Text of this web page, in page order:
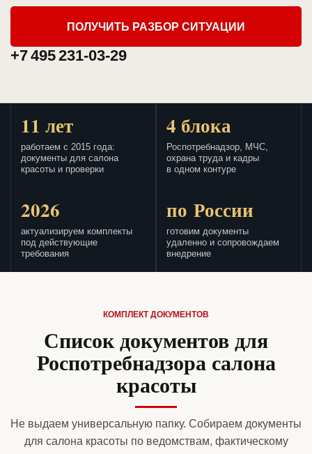
ПОЛУЧИТЬ РАЗБОР СИТУАЦИИ
+7 495 231-03-29
11 лет
работаем с 2015 года:
документы для салона
красоты и проверки
4 блока
Роспотребнадзор, МЧС,
охрана труда и кадры
в одном контуре
2026
актуализируем комплекты
под действующие
требования
по России
готовим документы
удаленно и сопровождаем
внедрение
КОМПЛЕКТ ДОКУМЕНТОВ
Список документов для
Роспотребнадзора салона
красоты
Не выдаем универсальную папку. Собираем документы
для салона красоты по ведомствам, фактическому